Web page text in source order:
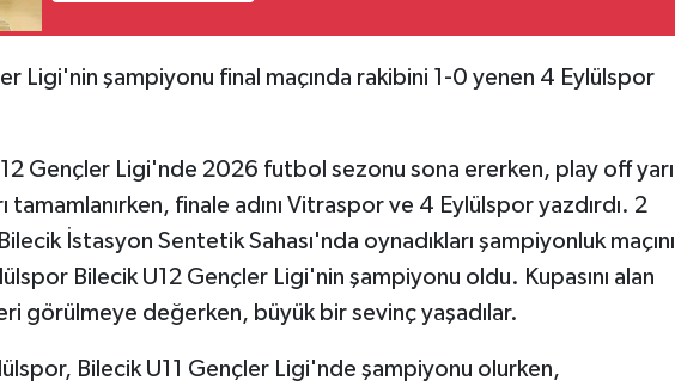
Ligi'nin şampiyonu final maçında rakibini 1-0 yenen 4 Eylülspor
Gençler Ligi'nde 2026 futbol sezonu sona ererken, play off yarı
tamamlanırken, finale adını Vitraspor ve 4 Eylülspor yazdırdı. 2
İstasyon Sentetik Sahası'nda oynadıkları şampiyonluk maçını
Bilecik U12 Gençler Ligi'nin şampiyonu oldu. Kupasını alan
görülmeye değerken, büyük bir sevinç yaşadılar.
Bilecik U11 Gençler Ligi'nde şampiyonu olurken,